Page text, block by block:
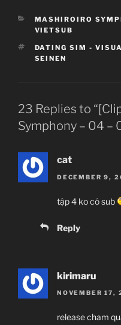
CATEGORIES
MASHIROIRO
VIETSUB
TAGS
DATING SIM -
SEINEN
23 Replies to
Symphony – 04 –
cat
DECEMBER 9,
tập 4 ko có sub
Reply
kirimaru
NOVEMBER 17,
release cham